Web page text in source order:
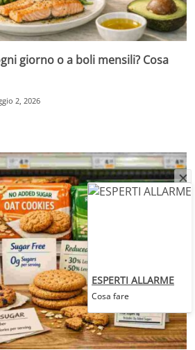
giorno o a boli mensili? Cosa
2, 2026
ESPERTI ALLARME
Cosa fare